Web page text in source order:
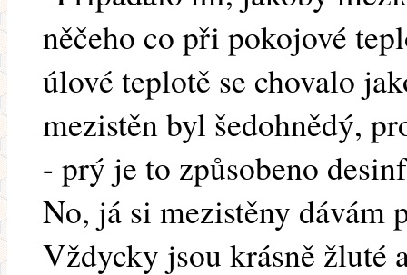
něčeho co při pokojové
úlové teplotě se chovalo
mezistěn byl šedohnědý,
- prý je to způsobeno
No, já si mezistěny dávám
Vždycky jsou krásně žluté